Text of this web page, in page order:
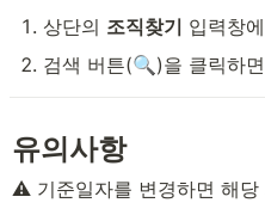
상단의 조직찾기 입력창
검색 버튼(🔍)을 클릭하
유의사항
⚠️ 기준일자를 변경하면 해당